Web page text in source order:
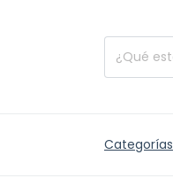
Categorías